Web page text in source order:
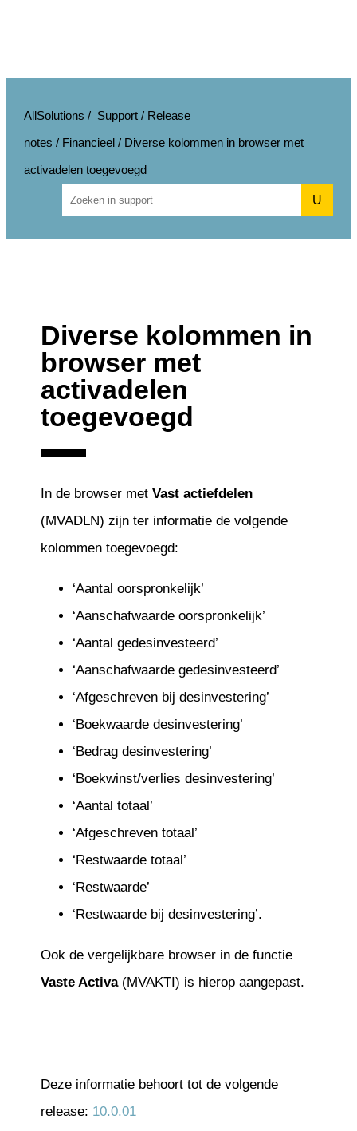
AllSolutions / Support / Release
notes / Financieel/ Diverse kolommen in browser met
activadelen toegevoegd
U
Diverse kolommen in
browser met
activadelen
toegevoegd
In de browser metVast actiefdelen
(MVADLN) zijn ter informatie de volgende
kolommen toegevoegd:
‘Aantal oorspronkelijk’
‘Aanschafwaarde oorspronkelijk’
‘Aantal gedesinvesteerd’
‘Aanschafwaarde gedesinvesteerd’
‘Afgeschreven bij desinvestering’
‘Boekwaarde desinvestering’
‘Bedrag desinvestering’
‘Boekwinst/verlies desinvestering’
‘Aantal totaal’
‘Afgeschreven totaal’
‘Restwaarde totaal’
‘Restwaarde’
‘Restwaarde bij desinvestering’.
Ook de vergelijkbare browser in de functie
Vaste Activa(MVAKTI) is hierop aangepast.
Deze informatie behoort tot de volgende
release: 10.0.01